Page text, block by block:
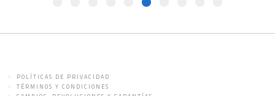
POLÍTICAS DE PRIVACIDAD
TÉRMINOS Y CONDICIONES